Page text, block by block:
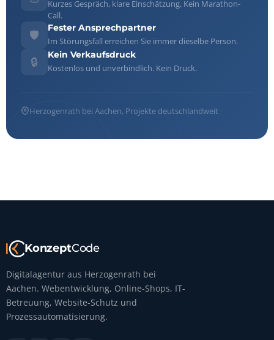
Kurzes Gespräch, klare Einschätzung. Kein Marathon-
Call.
🛡️
Fester Ansprechpartner
Im Störungsfall erreichen Sie immer dieselbe Person.
🔒
Kein Verkaufsdruck
Kostenlos und unverbindlich. Kein Druck.
Herzogenrath bei Aachen, Projekte deutschlandweit
KonzeptCode
Digitalagentur aus Herzogenrath bei
Aachen. Webentwicklung, Online-Shops, IT-
Betreuung, Website-Schutz und
Prozessautomatisierung.